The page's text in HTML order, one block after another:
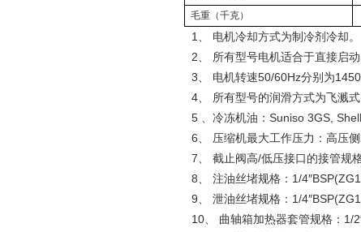
毛重（千克）
1、 电机冷却方式为制冷剂冷却。
2、 所有型号电机适合于直接启动
3、 电机转速50/60Hz分别为1450/
4、 所有型号的润滑方式为飞溅式
5 、冷冻机油：Suniso 3GS, Shell
6、 压缩机最大工作压力：高压侧
7、 截止阀高/低压接口的接管规格
8、 注油丝堵规格：1/
9、 泄油丝堵规格：1/
10、 曲轴箱加热器套管规格：1/